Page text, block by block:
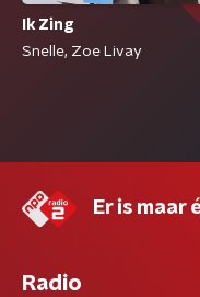
Ik Zing
Snelle, Zoe Livay
Er is maar
Radio